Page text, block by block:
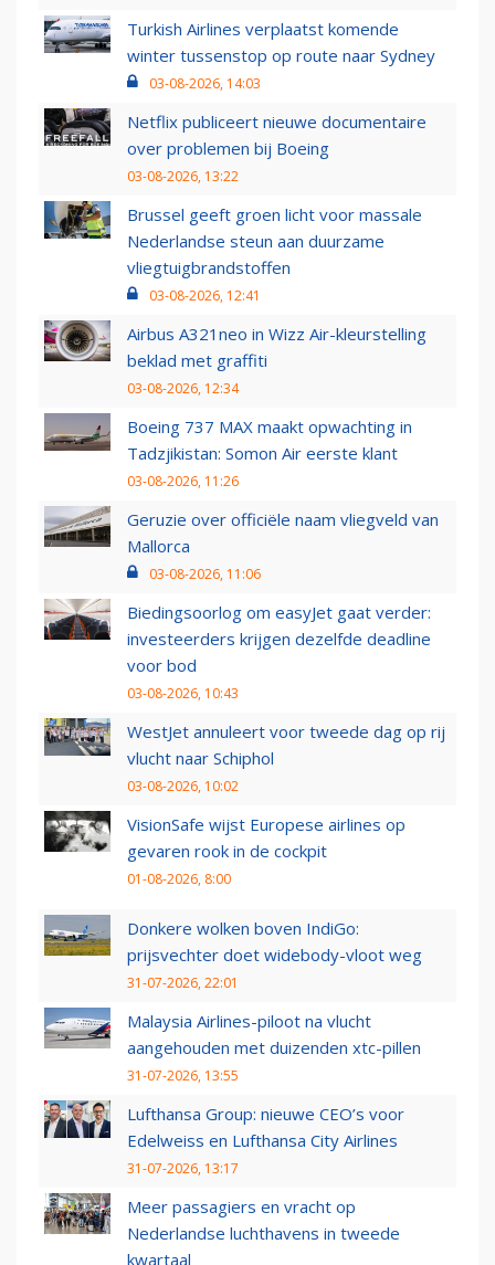
Turkish Airlines verplaatst komende
winter tussenstop op route naar Sydney
03-08-2026, 14:03
Netflix publiceert nieuwe documentaire
over problemen bij Boeing
03-08-2026, 13:22
Brussel geeft groen licht voor massale
Nederlandse steun aan duurzame
vliegtuigbrandstoffen
03-08-2026, 12:41
Airbus A321neo in Wizz Air-kleurstelling
beklad met graffiti
03-08-2026, 12:34
Boeing 737 MAX maakt opwachting in
Tadzjikistan: Somon Air eerste klant
03-08-2026, 11:26
Geruzie over officiële naam vliegveld van
Mallorca
03-08-2026, 11:06
Biedingsoorlog om easyJet gaat verder:
investeerders krijgen dezelfde deadline
voor bod
03-08-2026, 10:43
WestJet annuleert voor tweede dag op rij
vlucht naar Schiphol
03-08-2026, 10:02
VisionSafe wijst Europese airlines op
gevaren rook in de cockpit
01-08-2026, 8:00
Donkere wolken boven IndiGo:
prijsvechter doet widebody-vloot weg
31-07-2026, 22:01
Malaysia Airlines-piloot na vlucht
aangehouden met duizenden xtc-pillen
31-07-2026, 13:55
Lufthansa Group: nieuwe CEO’s voor
Edelweiss en Lufthansa City Airlines
31-07-2026, 13:17
Meer passagiers en vracht op
Nederlandse luchthavens in tweede
kwartaal